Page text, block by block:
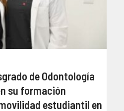
de Odontología
su formación
estudiantil en